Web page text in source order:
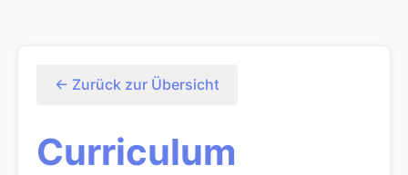
← Zurück zur Übersicht
Curriculum